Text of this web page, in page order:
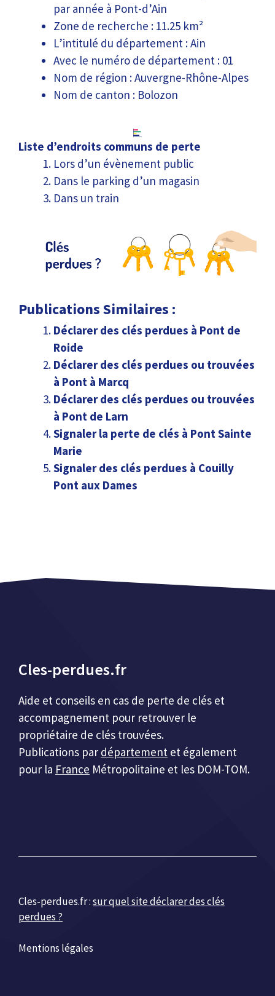
par année à Pont-d’Ain
Zone de recherche : 11.25 km²
L’intitulé du département : Ain
Avec le numéro de département : 01
Nom de région : Auvergne-Rhône-Alpes
Nom de canton : Bolozon
Liste d’endroits communs de perte
Lors d’un évènement public
Dans le parking d’un magasin
Dans un train
Publications Similaires :
Déclarer des clés perdues à Pont de
Roide
Déclarer des clés perdues ou trouvées
à Pont à Marcq
Déclarer des clés perdues ou trouvées
à Pont de Larn
Signaler la perte de clés à Pont Sainte
Marie
Signaler des clés perdues à Couilly
Pont aux Dames
Cles-perdues.fr
Aide et conseils en cas de perte de clés et
accompagnement pour retrouver le
propriétaire de clés trouvées.
Publications par département et également
pour la France Métropolitaine et les DOM-TOM.
Cles-perdues.fr :sur quel site déclarer des clés
perdues ?
Mentions légales